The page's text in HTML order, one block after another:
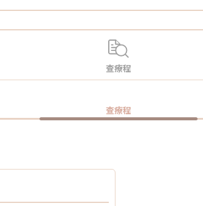
查療程
查療程